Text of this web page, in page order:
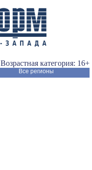
Возрастная категория: 16+
Все регионы